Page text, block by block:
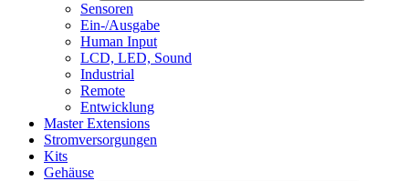
Sensoren
Ein-/Ausgabe
Human Input
LCD, LED, Sound
Industrial
Remote
Entwicklung
Master Extensions
Stromversorgungen
Kits
Gehäuse